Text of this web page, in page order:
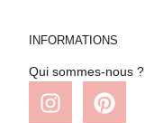
INFORMATIONS
Qui sommes-nous ?